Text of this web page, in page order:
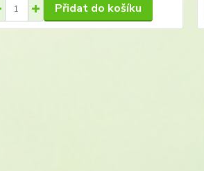
Přidat do košíku